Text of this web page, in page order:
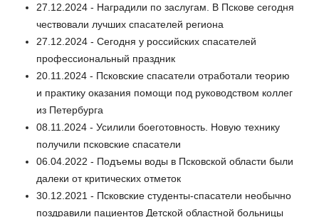
27.12.2024 - Наградили по заслугам. В Пскове сегодня
чествовали лучших спасателей региона
27.12.2024 - Сегодня у российских спасателей
профессиональный праздник
20.11.2024 - Псковские спасатели отработали теорию
и практику оказания помощи под руководством коллег
из Петербурга
08.11.2024 - Усилили боеготовность. Новую технику
получили псковские спасатели
06.04.2022 - Подъемы воды в Псковской области были
далеки от критических отметок
30.12.2021 - Псковские студенты-спасатели необычно
поздравили пациентов Детской областной больницы